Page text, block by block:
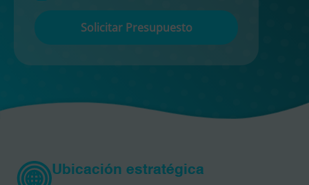
Por
deja
este
vacío.
Ubicación estratégica